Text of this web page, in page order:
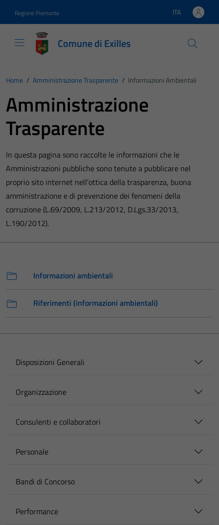
Regione Piemonte Lingua attiva:
ITA
Comune di Exilles
Home / Amministrazione Trasparente / Informazioni Ambientali
Amministrazione
Trasparente
In questa pagina sono raccolte le informazioni che le
Amministrazioni pubbliche sono tenute a pubblicare nel
proprio sito internet nell’ottica della trasparenza, buona
amministrazione e di prevenzione dei fenomeni della
corruzione (L.69/2009, L.213/2012, D.Lgs.33/2013,
L.190/2012).
Informazioni ambientali
Riferimenti (informazioni ambientali)
Disposizioni Generali
Organizzazione
Consulenti e collaboratori
Personale
Bandi di Concorso
Performance